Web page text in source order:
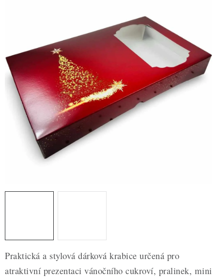
POCHUTINY
ZDRAVÉ PEČENÍ
DÁRKOVÉ POUKAZY
TÉMATICKÉ PRODUKTY
PROFI BALENÍ
Hodnocení obchodu
Blog
Moje objednávka
Podmínky ochrany osobních údajů
Praktická a stylová dárková krabice určená pro
atraktivní prezentaci vánočního cukroví, pralinek, mini